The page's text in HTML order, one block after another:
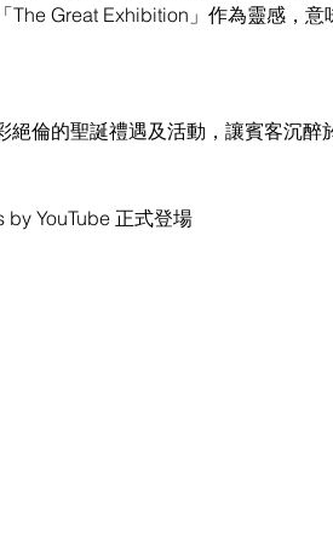
Great Exhibition」作為靈感，意
倫的聖誕禮遇及活動，讓賓客沉醉
YouTube 正式登場